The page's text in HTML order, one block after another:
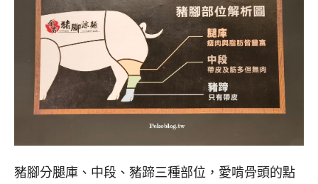
豬腳分腿庫、中段、豬蹄三種部位，愛啃骨頭的點